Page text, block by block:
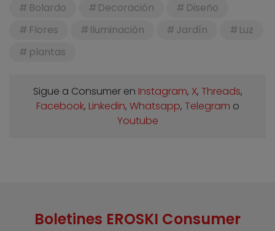
Bolardo Decoración
Diseño
Flores
Iluminación Jardín
Luz
plantas
Sigue a Consumer en Instagram, X, Threads,
Facebook, Linkedin, Whatsapp, Telegram o
Youtube
Boletines EROSKI Consumer